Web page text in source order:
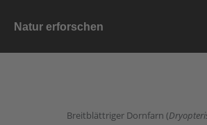
InhaltNatur erforschen
Breitblättriger Dornfarn (